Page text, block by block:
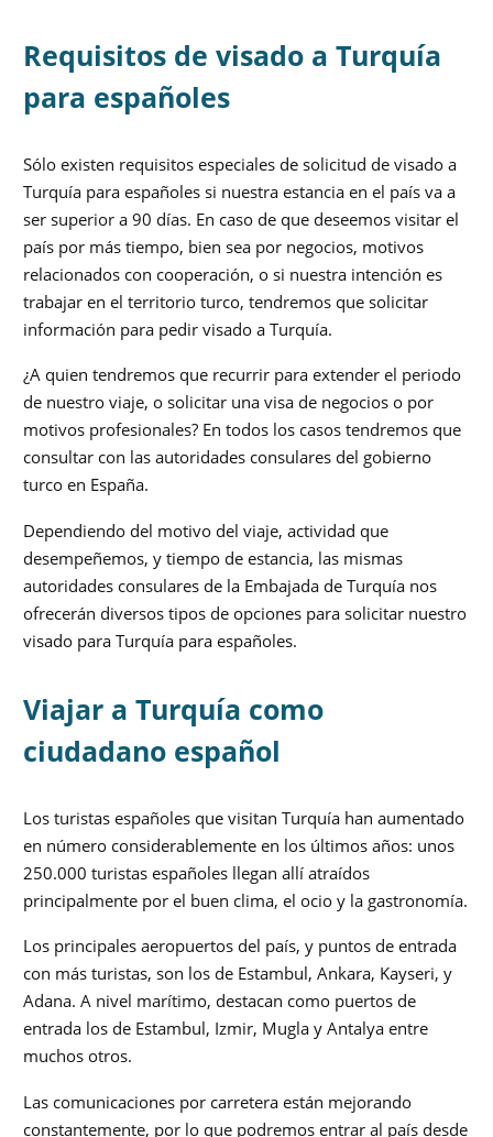
Requisitos de visado a Turquía
para españoles
Sólo existen requisitos especiales de solicitud de visado a
Turquía para españoles si nuestra estancia en el país va a
ser superior a 90 días. En caso de que deseemos visitar el
país por más tiempo, bien sea por negocios, motivos
relacionados con cooperación, o si nuestra intención es
trabajar en el territorio turco, tendremos que solicitar
información para pedir visado a Turquía.
¿A quien tendremos que recurrir para extender el periodo
de nuestro viaje, o solicitar una visa de negocios o por
motivos profesionales? En todos los casos tendremos que
consultar con las autoridades consulares del gobierno
turco en España.
Dependiendo del motivo del viaje, actividad que
desempeñemos, y tiempo de estancia, las mismas
autoridades consulares de la Embajada de Turquía nos
ofrecerán diversos tipos de opciones para solicitar nuestro
visado para Turquía para españoles.
Viajar a Turquía como
ciudadano español
Los turistas españoles que visitan Turquía han aumentado
en número considerablemente en los últimos años: unos
250.000 turistas españoles llegan allí atraídos
principalmente por el buen clima, el ocio y la gastronomía.
Los principales aeropuertos del país, y puntos de entrada
con más turistas, son los de Estambul, Ankara, Kayseri, y
Adana. A nivel marítimo, destacan como puertos de
entrada los de Estambul, Izmir, Mugla y Antalya entre
muchos otros.
Las comunicaciones por carretera están mejorando
constantemente, por lo que podremos entrar al país desde